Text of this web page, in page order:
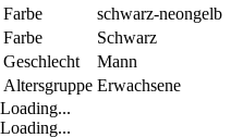
Farbe
schwarz-neongelb
Farbe
Schwarz
Geschlecht
Mann
Altersgruppe Erwachsene
Loading...
Loading...